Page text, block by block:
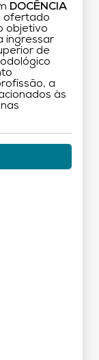
DOCÊNCIA
ofertado
objetivo
ingressar
de
a
às